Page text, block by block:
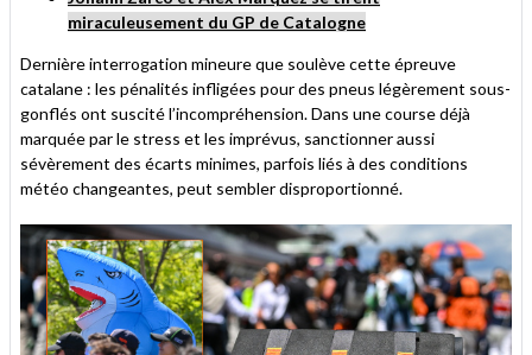
miraculeusement du GP de Catalogne
Dernière interrogation mineure que soulève cette épreuve
catalane : les pénalités infligées pour des pneus légèrement sous-
gonflés ont suscité l’incompréhension. Dans une course déjà
marquée par le stress et les imprévus, sanctionner aussi
sévèrement des écarts minimes, parfois liés à des conditions
météo changeantes, peut sembler disproportionné.